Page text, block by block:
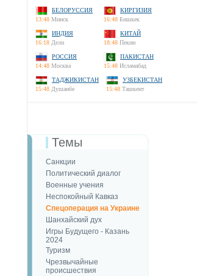
БЕЛОРУССИЯ
13:48 Минск
КИРГИЗИЯ
16:48 Бишкек
ИНДИЯ
16:18 Дели
КИТАЙ
18:48 Пекин
РОССИЯ
14:48 Москва
ПАКИСТАН
15:48 Исламабад
ТАДЖИКИСТАН
15:48 Душанбе
УЗБЕКИСТАН
15:48 Ташкент
Темы
Санкции
Политический диалог
Военные учения
Неспокойный Кавказ
Спецоперация на Украине
Шанхайский дух
Игры Будущего - Казань
2024
Туризм
Чрезвычайные
происшествия